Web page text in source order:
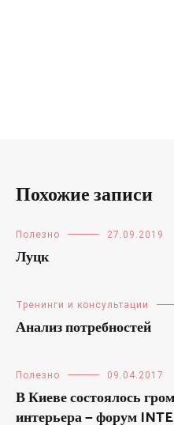
Похожие записи
Полезно 27.09.2019
Луцк
Тренинги и консультации
Анализ потребностей
Полезно 09.04.2017
В Киеве состоялось
интерьера — форум